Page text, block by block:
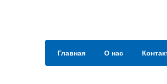
Главная О нас